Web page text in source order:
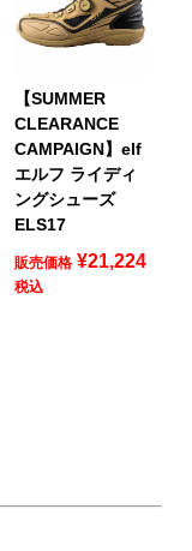
【SUMMER
CLEARANCE
CAMPAIGN】elf
エルフ ライディ
ングシューズ
ELS17
販売価格 ¥21,224
税込